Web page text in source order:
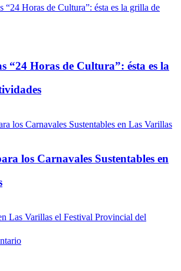
“24 Horas de Cultura”: ésta es la
los Carnavales Sustentables en